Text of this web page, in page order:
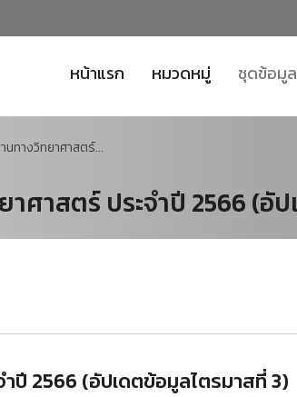
หน้าแรก หมวดหมู่ ชุดข้อมูล
ทางวิทยาศาสตร์...
ศาสตร์ ประจำปี 2566 (อั
ปี 2566 (อัปเดตข้อมูลไตรมาสที่ 3)